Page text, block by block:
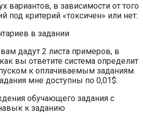
вариантов, в зависимости от того
под критерий «токсичен» или нет:
дадут 2 листа примеров, в
вы ответите система определит
к оплачиваемым заданиям.
мне доступны по 0,01$: